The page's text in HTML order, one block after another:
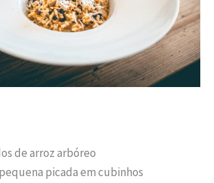
de arroz arbóreo
picada em cubinhos